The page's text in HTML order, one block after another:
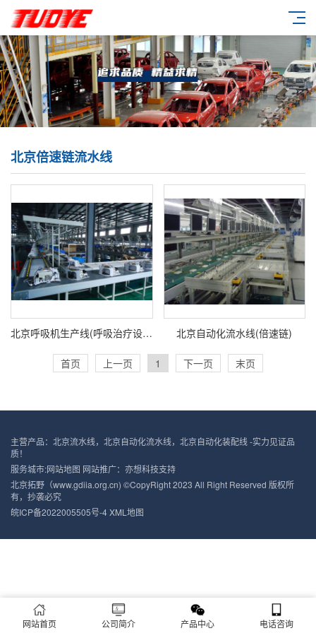
北京倍速链流水线
北京呼吸机生产线(呼吸治疗设备生产线) 北京自动化流水线(倍速链)
首页 上一页 1 下一页 末页
主营产品：北京流水线，北京自动化流水线，北京自动化装配线 -实力见证品
质！
服务城市:网站地图 网站推广： 亦想科技支持
北京拓野（www.gdiia.org.cn) ©CopyRight 2023 All Right Reserved 版权所
有，抄袭必究
皖ICP备2022005505号-4XML地图
网站首页 公司简介 产品中心 电话咨询